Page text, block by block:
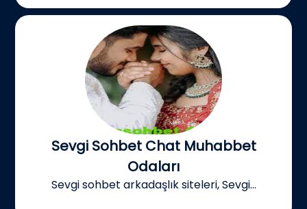
Sevgi Sohbet Chat Muhabbet
Odaları
Sevgi sohbet arkadaşlık siteleri, Sevgi...